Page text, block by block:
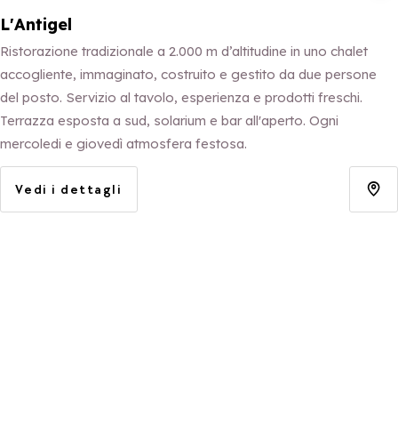
L'Antigel
Ristorazione tradizionale a 2.000 m d’altitudine in uno chalet
accogliente, immaginato, costruito e gestito da due persone
del posto. Servizio al tavolo, esperienza e prodotti freschi.
Terrazza esposta a sud, solarium e bar all'aperto. Ogni
mercoledi e giovedì atmosfera festosa.
Vedi i dettagli